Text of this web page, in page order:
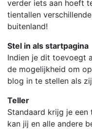
verder iets aan hoeft
tientallen
buitenland!
Stel in als startpagina
Indien je dit toevoegt
de mogelijkheid om
blog in te stellen als
Teller
Standaard krijg je
kan jij en alle andere